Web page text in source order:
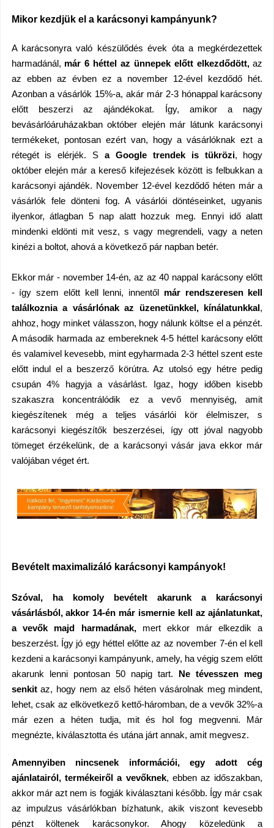
Mikor kezdjük el a karácsonyi kampányunk?
A karácsonyra való készülődés évek óta a megkérdezettek
harmadánál, már 6 héttel az ünnepek előtt elkezdődött,az
az ebben az évben ez a november 12-ével kezdődő hét.
Azonban a vásárlók 15%-a, akár már 2-3 hónappal karácsony
előtt beszerzi az ajándékokat. Így, amikor a nagy
bevásárlóáruházakban október elején már látunk karácsonyi
termékeket, pontosan ezért van, hogy a vásárlóknak ezt a
rétegét is elérjék. Sa Google trendek is tükrözi, hogy
október elején már a kereső kifejezések között is felbukkan a
karácsonyi ajándék. November 12-ével kezdődő héten már a
vásárlók fele dönteni fog. A vásárlói döntéseinket, ugyanis
ilyenkor, átlagban 5 nap alatt hozzuk meg. Ennyi idő alatt
mindenki eldönti mit vesz, s vagy megrendeli, vagy a neten
kinézi a boltot, ahová a következő pár napban betér.
Ekkor már - november 14-én, az az 40 nappal karácsony előtt
- így szem előtt kell lenni, innentől már rendszeresen kell
találkoznia a vásárlónak az üzenetünkkel, kínálatunkkal,
ahhoz, hogy minket válasszon, hogy nálunk költse el a pénzét.
A második harmada az embereknek 4-5 héttel karácsony előtt
és valamivel kevesebb, mint egyharmada 2-3 héttel szenteste
előtt indul el a beszerző körútra. Az utolsó egy hétre pedig
csupán 4% hagyja a vásárlást. Igaz, hogy időben kisebb
szakaszra koncentrálódik ez a vevő mennyiség, amit
kiegészítenek még a teljes vásárlói kör élelmiszer, s
karácsonyi kiegészítők beszerzései, így ott jóval nagyobb
tömeget érzékelünk, de a karácsonyi vásár java ekkor már
valójában véget ért.
Bevételt maximalizáló karácsonyi kampányok!
Szóval, ha komoly bevételt akarunk a karácsonyi
vásárlásból, akkor 14-én már ismernie kell az ajánlatunkat,
a vevők majd harmadának,mert ekkor már elkezdik a
beszerzést. Így jó egy héttel előtte az az november 7-én el kell
kezdeni a karácsonyi kampányunk, amely, ha végig szem előtt
akarunk lenni pontosan 50 napig tart. Ne tévesszen meg
senkitaz, hogy nem az első héten vásárolnak meg mindent,
lehet, csak az elkövetkező kettő-háromban, de a vevők 32%-a
már ezen a héten tudja, mit és hol fog megvenni. Már
megnézte, kiválasztotta és utána járt annak, amit megvesz.
Amennyiben nincsenek információi, egy adott cég
ajánlatairól, termékeiről a vevőknek, ebben az időszakban,
akkor már azt nem is fogják kiválasztani később. Így már csak
az impulzus vásárlókban bízhatunk, akik viszont kevesebb
pénzt költenek karácsonykor. Ahogy közeledünk a